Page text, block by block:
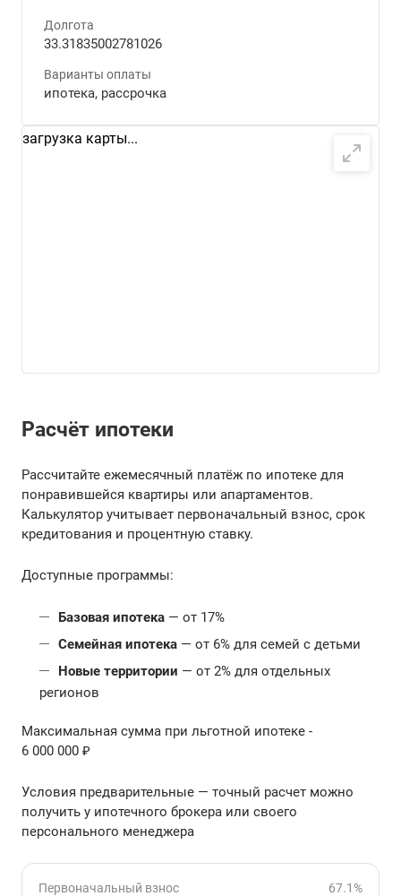
Долгота
33.31835002781026
Варианты оплаты
ипотека, рассрочка
загрузка карты...
Расчёт ипотеки
Рассчитайте ежемесячный платёж по ипотеке для
понравившейся квартиры или апартаментов.
Калькулятор учитывает первоначальный взнос, срок
кредитования и процентную ставку.
Доступные программы:
Базовая ипотека — от 17%
Семейная ипотека — от 6% для семей с детьми
Новые территории — от 2% для отдельных
регионов
Максимальная сумма при льготной ипотеке -
6 000 000 ₽
Условия предварительные — точный расчет можно
получить у ипотечного брокера или своего
персонального менеджера
Первоначальный взнос 67.1%